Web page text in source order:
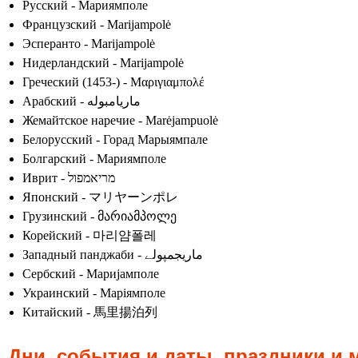
Русский - Мариямполе
Французский - Marijampolė
Эсперанто - Marijampolė
Нидерландский - Marijampolė
Греческий (1453-) - Μαριγιαμπολέ
Арабский - ماريامبوله
Жемайтское наречие - Marėjampuolė
Белорусский - Горад Марыямпале
Болгарский - Мариямполе
Иврит - מריאמפול
Японский - マリヤーンポレ
Грузинский - მარიამპოლე
Корейский - 마리얌폴레
Западный панджаби - ماریجمپولے
Сербский - Маријамполе
Украинский - Маріямполе
Китайский - 馬里揚泊列